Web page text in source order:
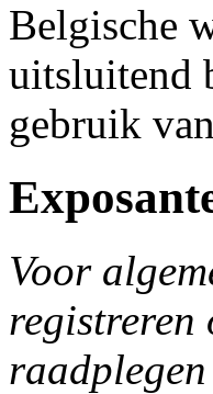
Belgische
uitsluitend
gebruik
Voor
registreren